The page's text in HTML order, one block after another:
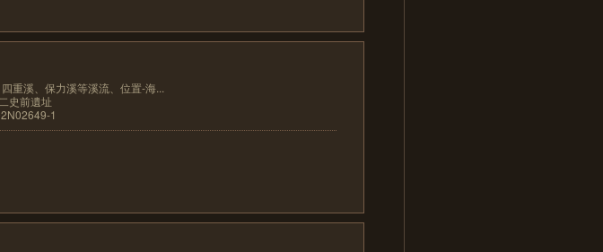
重溪、保力溪等溪流、位置-海...
史前遺址
1